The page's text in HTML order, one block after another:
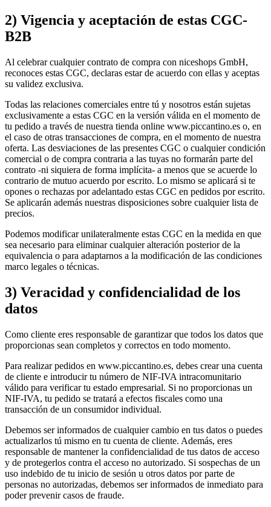
2) Vigencia y aceptación de estas CGC-
B2B
Al celebrar cualquier contrato de compra con niceshops GmbH,
reconoces estas CGC, declaras estar de acuerdo con ellas y aceptas
su validez exclusiva.
Todas las relaciones comerciales entre tú y nosotros están sujetas
exclusivamente a estas CGC en la versión válida en el momento de
tu pedido a través de nuestra tienda online www.piccantino.es o, en
el caso de otras transacciones de compra, en el momento de nuestra
oferta. Las desviaciones de las presentes CGC o cualquier condición
comercial o de compra contraria a las tuyas no formarán parte del
contrato -ni siquiera de forma implícita- a menos que se acuerde lo
contrario de mutuo acuerdo por escrito. Lo mismo se aplicará si te
opones o rechazas por adelantado estas CGC en pedidos por escrito.
Se aplicarán además nuestras disposiciones sobre cualquier lista de
precios.
Podemos modificar unilateralmente estas CGC en la medida en que
sea necesario para eliminar cualquier alteración posterior de la
equivalencia o para adaptarnos a la modificación de las condiciones
marco legales o técnicas.
3) Veracidad y confidencialidad de los
datos
Como cliente eres responsable de garantizar que todos los datos que
proporcionas sean completos y correctos en todo momento.
Para realizar pedidos en www.piccantino.es, debes crear una cuenta
de cliente e introducir tu número de NIF-IVA intracomunitario
válido para verificar tu estado empresarial. Si no proporcionas un
NIF-IVA, tu pedido se tratará a efectos fiscales como una
transacción de un consumidor individual.
Debemos ser informados de cualquier cambio en tus datos o puedes
actualizarlos tú mismo en tu cuenta de cliente. Además, eres
responsable de mantener la confidencialidad de tus datos de acceso
y de protegerlos contra el acceso no autorizado. Si sospechas de un
uso indebido de tu inicio de sesión u otros datos por parte de
personas no autorizadas, debemos ser informados de inmediato para
poder prevenir casos de fraude.